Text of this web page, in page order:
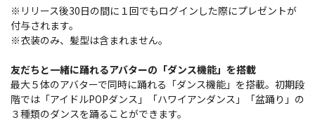
※リリース後30日の間に１回でもログインした際にプレゼントが
付与されます。
※衣装のみ、髪型は含まれません。
友だちと一緒に踊れるアバターの「ダンス機能」を搭載
最大５体のアバターで同時に踊れる「ダンス機能」を搭載。初期段
階では「アイドルPOPダンス」「ハワイアンダンス」「盆踊り」の
３種類のダンスを踊ることができます。